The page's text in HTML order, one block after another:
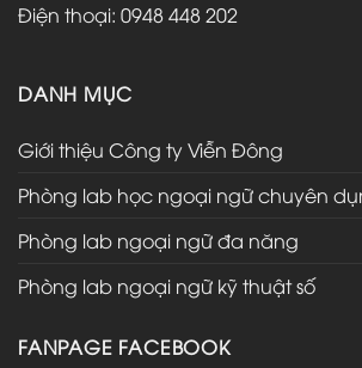
Điện thoại: 0948 448 202
DANH MỤC
Giới thiệu Công ty Viễn Đông
Phòng lab học ngoại ngữ chuyên
Phòng lab ngoại ngữ đa năng
Phòng lab ngoại ngữ kỹ thuật số
FANPAGE FACEBOOK